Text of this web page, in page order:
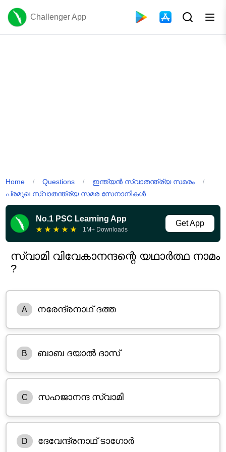
Challenger App
Home / Questions / ഇന്ത്യൻ സ്വാതന്ത്ര്യ സമരം /
പ്രമുഖ സ്വാതന്ത്ര്യ സമര സേനാനികൾ
No.1 PSC Learning App
★ ★ ★ ★ ★ 1M+ Downloads
Get App
സ്വാമി വിവേകാനന്ദന്റെ യഥാർത്ഥ നാമം
?
A നരേന്ദ്രനാഥ് ദത്ത
B ബാബ ദയാൽ ദാസ്
C സഹജാനന്ദ സ്വാമി
D ദേവേന്ദ്രനാഥ് ടാഗോർ